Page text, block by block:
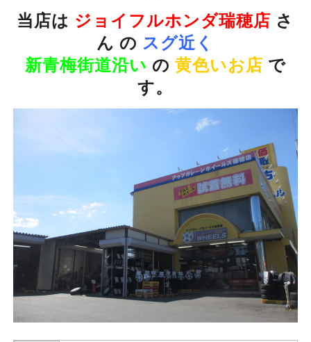
当店は ジョイフルホンダ瑞穂店 さ
ん の スグ近く
新青梅街道沿い の 黄色いお店 で
す。